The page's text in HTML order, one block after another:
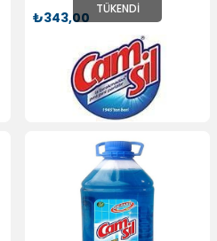
TÜKENDI
₺343,00